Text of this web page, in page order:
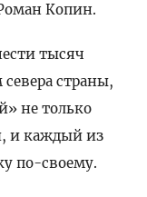
Копин.
тысяч
страны,
не только
и каждый из
по-своему.